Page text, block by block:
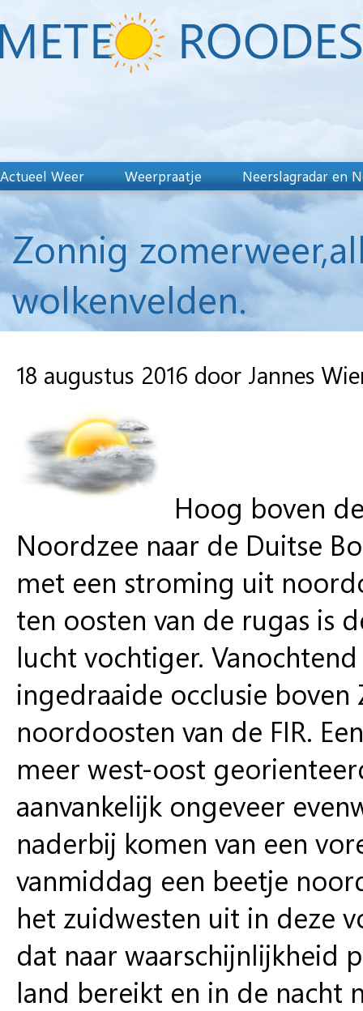
Actueel Weer Weerpraatje Neerslagradar en
Zonnig
wolkenvelden.
18 augustus 2016 door Jannes
Hoog boven
Noordzee naar de Duitse
met een stroming uit
ten oosten van de rugas is
lucht vochtiger.
ingedraaide occlusie
noordoosten van de FIR.
meer west-oost
aanvankelijk ongeveer
naderbij komen van een
vanmiddag een beetje
het zuidwesten uit in deze
dat naar waarschijnlijkheid
land bereikt en in de nacht